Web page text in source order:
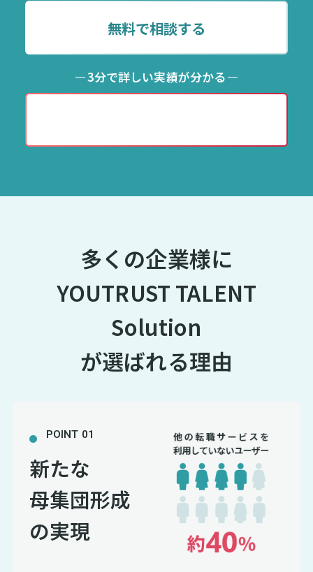
無料で相談する
3分で詳しい実績が分かる
多くの企業様に
YOUTRUST TALENT
Solution
が選ばれる理由
POINT 01
新たな
母集団形成
の実現